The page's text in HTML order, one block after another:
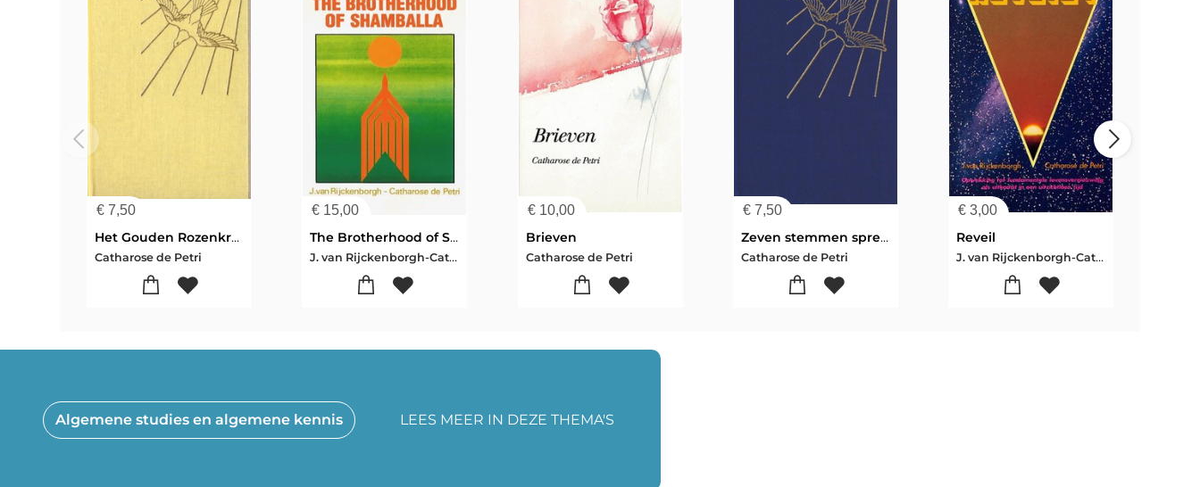
€ 7,50
Het Gouden Rozenkruis
Catharose de Petri
€ 15,00
The Brotherhood of Shamballah
J. van Rijckenborgh-Catharose de Petri
€10,00
Brieven
Catharose de Petri
€7,50
Zeven stemmen spreken
Catharose de Petri
€ 3,00
Reveil
J. van Rijckenborgh-Catharose de Petri
Algemene studies en algemene kennis LEES MEER IN DEZE THEMA'S